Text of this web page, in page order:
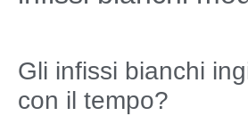
Gli infissi bianchi
con il tempo?